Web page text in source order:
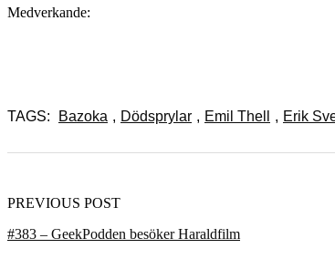
Medverkande:
TAGS: Bazoka , Dödsprylar , Emil Thell , Erik
PREVIOUS POST
#383 – GeekPodden besöker Haraldfilm